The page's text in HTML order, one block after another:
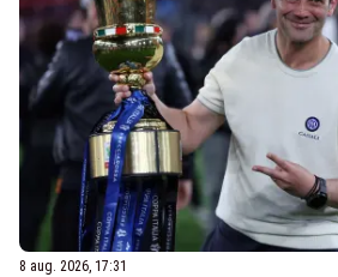
8 aug. 2026, 17:31